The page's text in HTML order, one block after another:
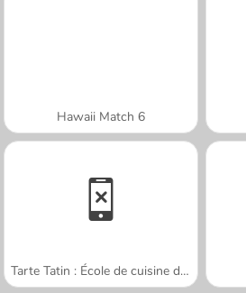
Hawaii Match 6
Tarte Tatin : École de cuisine de Sara